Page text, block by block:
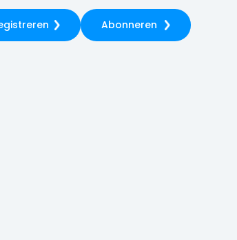
Abonneren